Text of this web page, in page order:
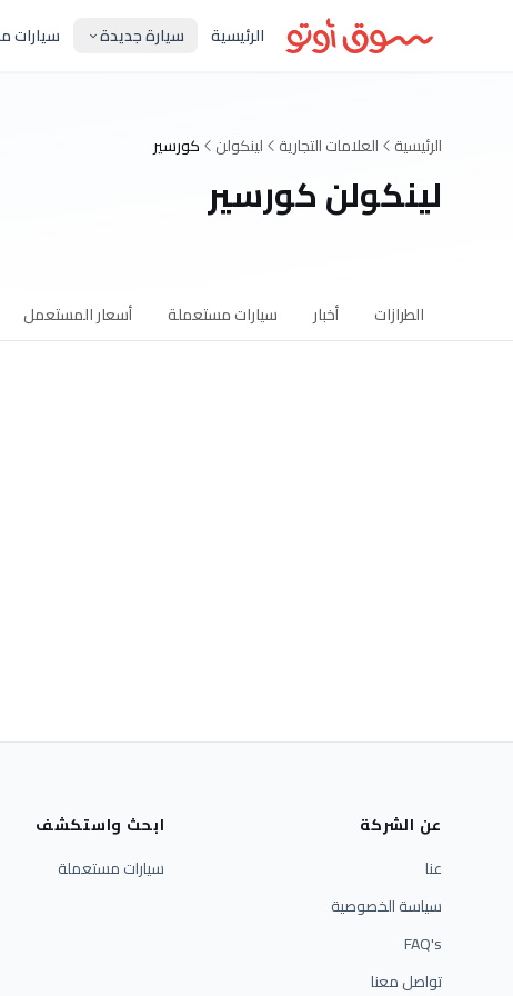
الرئيسية سيارة جديدة سيارات
الرئيسية العلامات التجارية لينكولن كورسير
لينكولن كورسير
الطرازات أخبار سيارات مستعملة أسعار المستعمل
عن الشركة
عنا
سياسة الخصوصية
FAQ's
تواصل معنا
ابحث واستكشف
سيارات مستعملة